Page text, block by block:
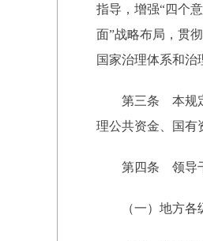
指导，增强“四个
面”战略布局，贯
国家治理体系和治
第三条 本规定所
理公共资金、国有
第四条 领导干
（一）地方各级